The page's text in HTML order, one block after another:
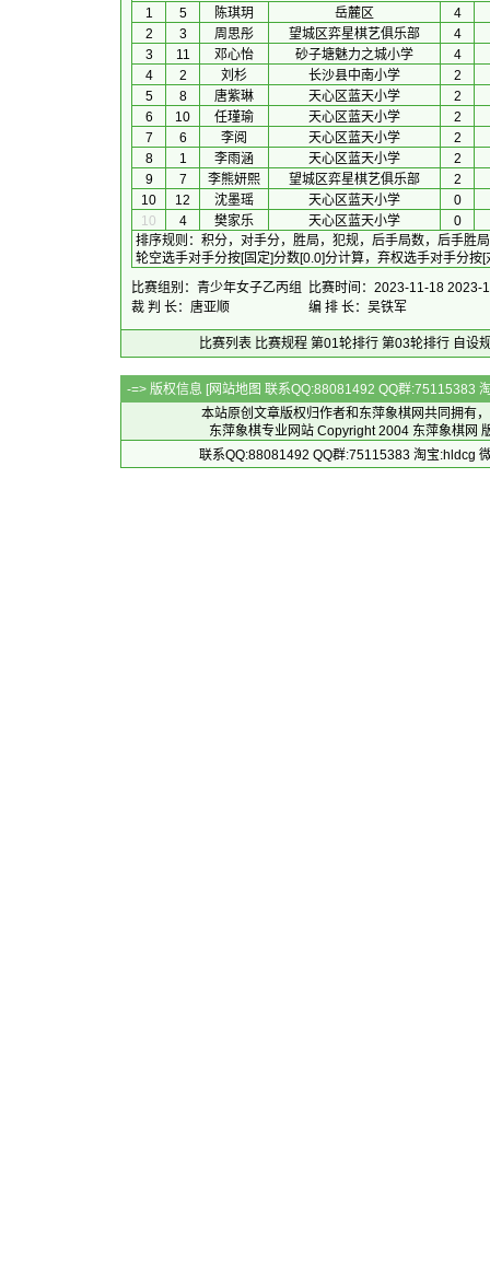
1 5 陈琪玥 岳麓区
4
2
3 周思彤 望城区弈星棋艺俱乐部
4
3
11 邓心怡 砂子塘魅力之城小学
4
4
2 刘杉 长沙县中南小学
2
5
8 唐紫琳 天心区蓝天小学
2
6
10 任瑾瑜 天心区蓝天小学
2
7
6 李阅 天心区蓝天小学
2
8
1 李雨涵 天心区蓝天小学
2
9
7 李熊妍熙 望城区弈星棋艺俱乐部
2
10
12 沈墨瑶 天心区蓝天小学
0
10
4 樊家乐 天心区蓝天小学
0
排序规则 ： 积分，对手分，胜局，犯规，后手局数，后手胜
轮空选手对手分按[固定]分数[0.0]分计算，弃权选手对手分按
比赛组别：青少年女子乙丙组
比赛时间：2023-11-18 2023-
裁 判 长：唐亚顺
编 排 长：吴铁军
比赛列表 比赛规程 第01轮排行 第03轮排行 自设
-=> 版权信息 [网站地图 联系QQ:88081492 QQ群:75115383
本站原创文章版权归作者和 东萍象棋网共同拥有
东萍象棋专业网站 Copyright 2004 东萍象棋网
联系QQ:88081492 QQ群:75115383 淘宝:hldcg